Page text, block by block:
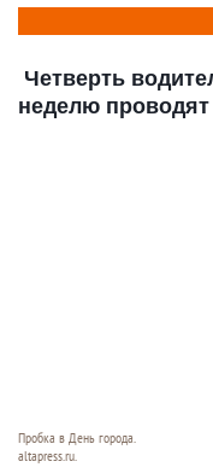
Четверть
неделю проводят
Пробка в День города.
altapress.ru.